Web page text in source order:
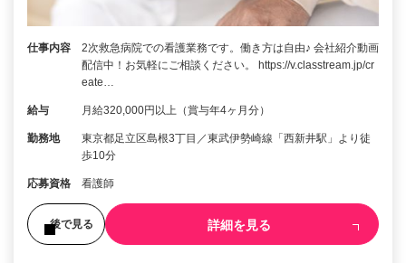
仕事内容
2次救急病院での看護業務です。働き方は自由♪ 会社紹介動画
配信中！お気軽にご相談ください。 https://v.classtream.jp/cr
eate…
給与 月給320,000円以上（賞与年4ヶ月分）
勤務地
東京都足立区島根3丁目／東武伊勢崎線「西新井駅」より徒
歩10分
応募資格 看護師
後で見る 詳細を見る